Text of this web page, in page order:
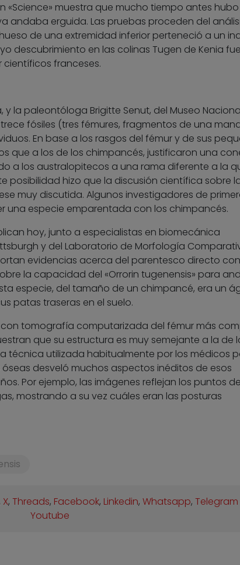
«Science» muestra que mucho tiempo antes
andaba erguida. Las pruebas proceden del
de una extremidad inferior perteneció a un
descubrimiento en las colinas Tugen de Kenia
franceses.
y la paleontóloga Brigitte Senut, del Museo
fósiles (tres fémures, fragmentos de una
En base a los rasgos del fémur y de sus
que a los de los chimpancés, justificaron una
a los australopitecos a una rama diferente a la
posibilidad hizo que la discusión científica sobre
muy discutida. Algunos investigadores de
una especie emparentada con los chimpancés.
hoy, junto a especialistas en biomecánica
y del Laboratorio de Morfología
evidencias acerca del parentesco directo con
la capacidad del «Orrorin tugenensis» para
especie, del tamaño de un chimpancé, era un
patas traseras en el suelo.
tomografía computarizada del fémur más
que su estructura es muy semejante a la de
técnica utilizada habitualmente por los médicos
desveló muchos aspectos inéditos de esos
Por ejemplo, las imágenes reflejan los puntos
mostrando a su vez cuáles eran las posturas
X,Threads, Facebook, Linkedin,Whatsapp,Telegram
Youtube